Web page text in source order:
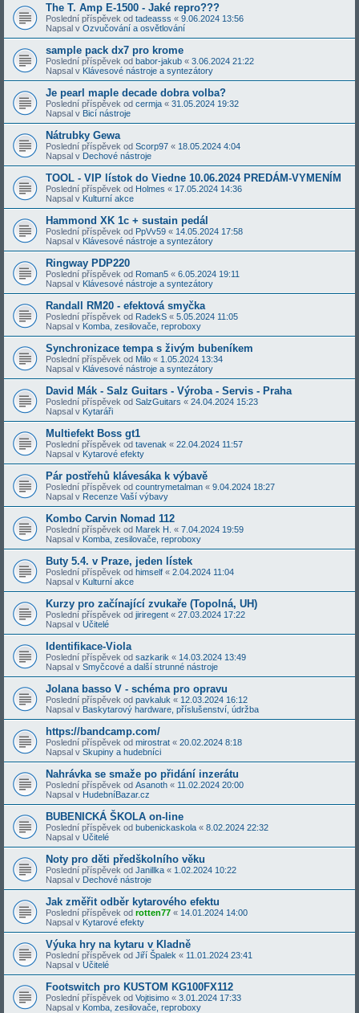
The T. Amp E-1500 - Jaké repro???
Poslední příspěvek od tadeasss « 9.06.2024 13:56
Napsal v Ozvučování a osvětlování
sample pack dx7 pro krome
Poslední příspěvek od babor-jakub « 3.06.2024 21:22
Napsal v Klávesové nástroje a syntezátory
Je pearl maple decade dobra volba?
Poslední příspěvek od cermja « 31.05.2024 19:32
Napsal v Bicí nástroje
Nátrubky Gewa
Poslední příspěvek od Scorp97 « 18.05.2024 4:04
Napsal v Dechové nástroje
TOOL - VIP lístok do Viedne 10.06.2024 PREDÁM-VYMENÍM
Poslední příspěvek od Holmes « 17.05.2024 14:36
Napsal v Kulturní akce
Hammond XK 1c + sustain pedál
Poslední příspěvek od PpVv59 « 14.05.2024 17:58
Napsal v Klávesové nástroje a syntezátory
Ringway PDP220
Poslední příspěvek od Roman5 « 6.05.2024 19:11
Napsal v Klávesové nástroje a syntezátory
Randall RM20 - efektová smyčka
Poslední příspěvek od RadekS « 5.05.2024 11:05
Napsal v Komba, zesilovače, reproboxy
Synchronizace tempa s živým bubeníkem
Poslední příspěvek od Milo « 1.05.2024 13:34
Napsal v Klávesové nástroje a syntezátory
David Mák - Salz Guitars - Výroba - Servis - Praha
Poslední příspěvek od SalzGuitars « 24.04.2024 15:23
Napsal v Kytaráři
Multiefekt Boss gt1
Poslední příspěvek od tavenak « 22.04.2024 11:57
Napsal v Kytarové efekty
Pár postřehů klávesáka k výbavě
Poslední příspěvek od countrymetalman « 9.04.2024 18:27
Napsal v Recenze Vaší výbavy
Kombo Carvin Nomad 112
Poslední příspěvek od Marek H. « 7.04.2024 19:59
Napsal v Komba, zesilovače, reproboxy
Buty 5.4. v Praze, jeden lístek
Poslední příspěvek od himself « 2.04.2024 11:04
Napsal v Kulturní akce
Kurzy pro začínající zvukaře (Topolná, UH)
Poslední příspěvek od jiriregent « 27.03.2024 17:22
Napsal v Učitelé
Identifikace-Viola
Poslední příspěvek od sazkarik « 14.03.2024 13:49
Napsal v Smyčcové a další strunné nástroje
Jolana basso V - schéma pro opravu
Poslední příspěvek od pavkaluk « 12.03.2024 16:12
Napsal v Baskytarový hardware, příslušenství, údržba
https://bandcamp.com/
Poslední příspěvek od mirostrat « 20.02.2024 8:18
Napsal v Skupiny a hudebníci
Nahrávka se smaže po přidání inzerátu
Poslední příspěvek od Asanoth « 11.02.2024 20:00
Napsal v HudebníBazar.cz
BUBENICKÁ ŠKOLA on-line
Poslední příspěvek od bubenickaskola « 8.02.2024 22:32
Napsal v Učitelé
Noty pro děti předškolního věku
Poslední příspěvek od Janillka « 1.02.2024 10:22
Napsal v Dechové nástroje
Jak změřit odběr kytarového efektu
Poslední příspěvek od rotten77 « 14.01.2024 14:00
Napsal v Kytarové efekty
Výuka hry na kytaru v Kladně
Poslední příspěvek od Jiří Špalek « 11.01.2024 23:41
Napsal v Učitelé
Footswitch pro KUSTOM KG100FX112
Poslední příspěvek od Vojtisimo « 3.01.2024 17:33
Napsal v Komba, zesilovače, reproboxy